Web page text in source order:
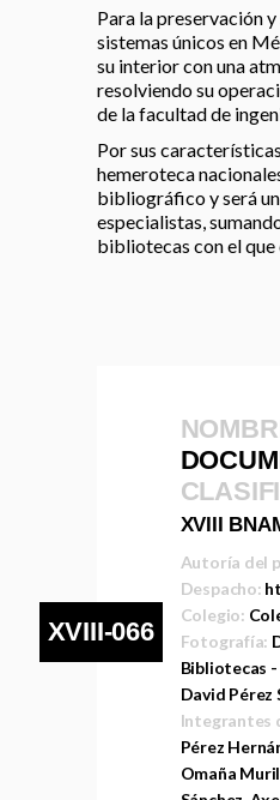
Para la preservación
sistemas únicos en
su interior con una
resolviendo su
de la facultad de
Por sus
hemeroteca
bibliográfico y será
especialistas,
bibliotecas con el que
XVIII-066
XVIII
Autoría del
Despacho:
Colegio:
Fotografía:
Bibliotecas
David Pérez
Integrantes
Pérez
Omaña